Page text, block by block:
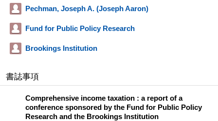
Pechman, Joseph A. (Joseph Aaron)
Fund for Public Policy Research
Brookings Institution
書誌事項
Comprehensive income taxation : a report of a
conference sponsored by the Fund for Public Policy
Research and the Brookings Institution